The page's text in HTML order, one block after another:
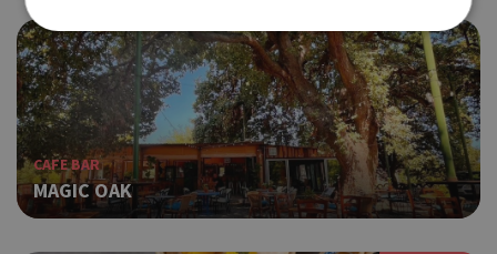
CAFE BAR
MAGIC OAK
Απολύτως απαραίτητα
Απόδοσης
Στόχευσης
Λειτουργικότητας
Τα απολύτως απαραίτητα cookies επιτρέπουν βασικές
λειτουργίες του ιστότοπου, όπως τη σύνδεση χρήστη και τη
διαχείριση λογαριασμού. Ο ιστότοπος δεν μπορεί να
χρησιμοποιηθεί σωστά χωρίς τα απολύτως απαραίτητα
cookies.